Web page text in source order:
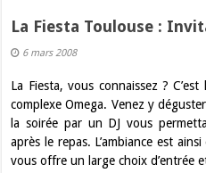
La Fiesta Toulouse :
6 mars 2008
La Fiesta, vous connaissez ?
complexe Omega. Venez y
la soirée par un DJ vous
après le repas. L’ambiance est
vous offre un large choix d’entrée